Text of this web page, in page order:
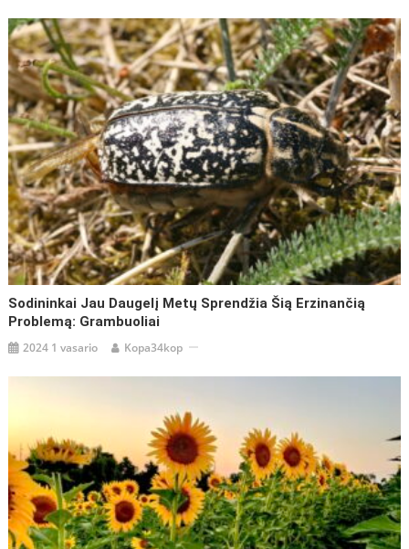
Sodininkai Jau Daugelį Metų Sprendžia Šią Erzinančią
Problemą: Grambuoliai
2024 1 vasario Kopa34kop